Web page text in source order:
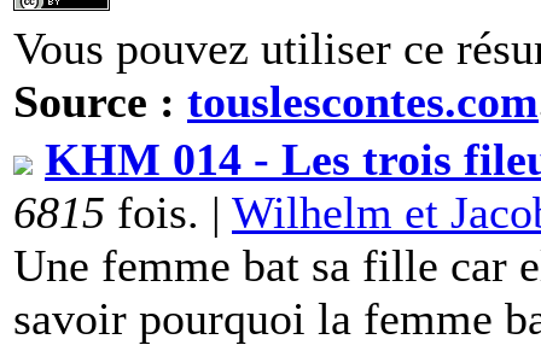
Vous pouvez utiliser ce
Source : touslescontes.com
KHM 014 - Les trois
6815 fois. | Wilhelm et
Une femme bat sa fille car
savoir pourquoi la femme